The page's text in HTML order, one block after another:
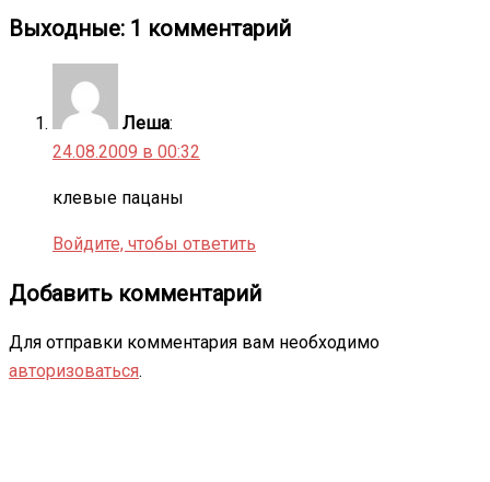
Выходные: 1 комментарий
Леша:
24.08.2009 в 00:32
клевые пацаны
Войдите, чтобы ответить
Добавить комментарий
Для отправки комментария вам необходимо
авторизоваться.